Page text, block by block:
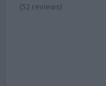
(52 reviews)